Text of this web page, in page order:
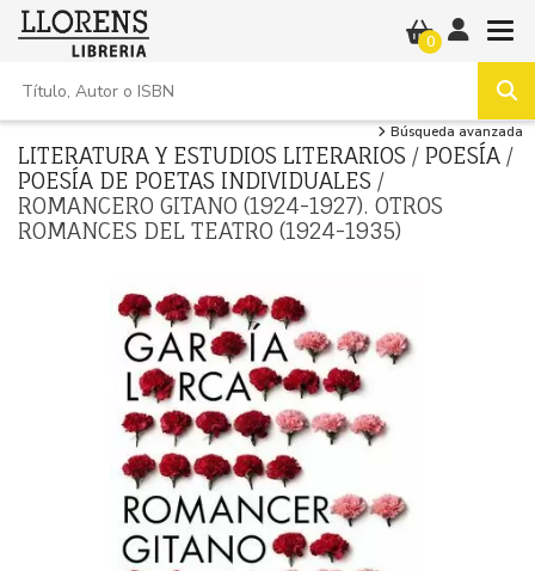
Búsqueda avanzada
0
LITERATURA Y ESTUDIOS LITERARIOS / POESÍA /
POESÍA DE POETAS INDIVIDUALES /
ROMANCERO GITANO (1924-1927). OTROS
ROMANCES DEL TEATRO (1924-1935)